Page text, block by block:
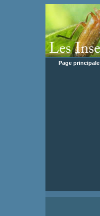
Page principale